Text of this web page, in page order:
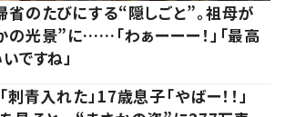
のたびにする“隠しごと”。祖母が
光景”に……「わぁーーー！」「最高
ですね」
刺青入れた」17歳息子「やばー！！」